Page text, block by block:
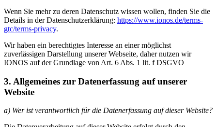
Wenn Sie mehr zu deren Datenschutz wissen wollen, finden Sie die
Details in der Datenschutzerklärung: https://www.ionos.de/terms-
gtc/terms-privacy.
Wir haben ein berechtigtes Interesse an einer möglichst
zuverlässigen Darstellung unserer Webseite, daher nutzen wir
IONOS auf der Grundlage von Art. 6 Abs. 1 lit. f DSGVO
3. Allgemeines zur Datenerfassung auf unserer
Website
a) Wer ist verantwortlich für die Datenerfassung auf dieser Website?